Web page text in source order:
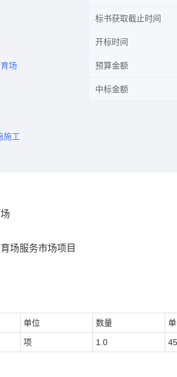
标书获取截止时间
开标时间
场 预算金额
中标金额
施工
场服务市场项目
单位 数量
项 1.0